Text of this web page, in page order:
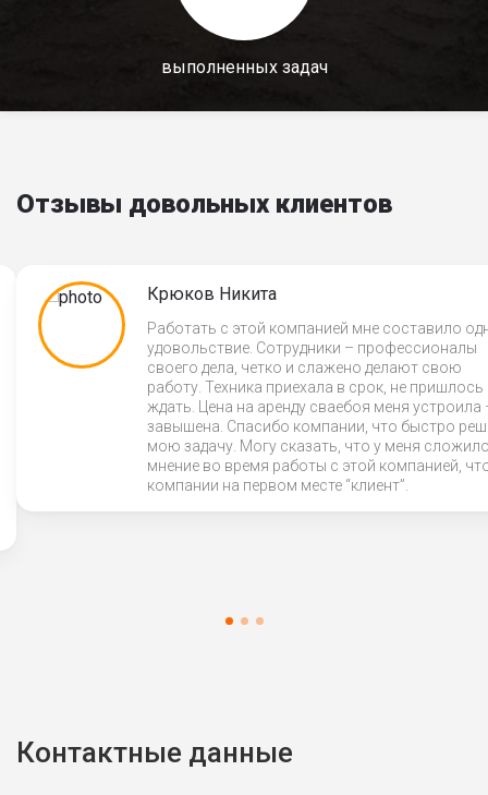
выполненных задач
Отзывы довольных клиентов
Крюков Никита
Работать с этой компанией мне составило
удовольствие. Сотрудники – профессионалы
своего дела, четко и слажено делают свою
работу. Техника приехала в срок, не пришлось
ждать. Цена на аренду сваебоя меня устроила
завышена. Спасибо компании, что быстро
мою задачу. Могу сказать, что у меня
мнение во время работы с этой компанией,
компании на первом месте “клиент”.
Контактные данные